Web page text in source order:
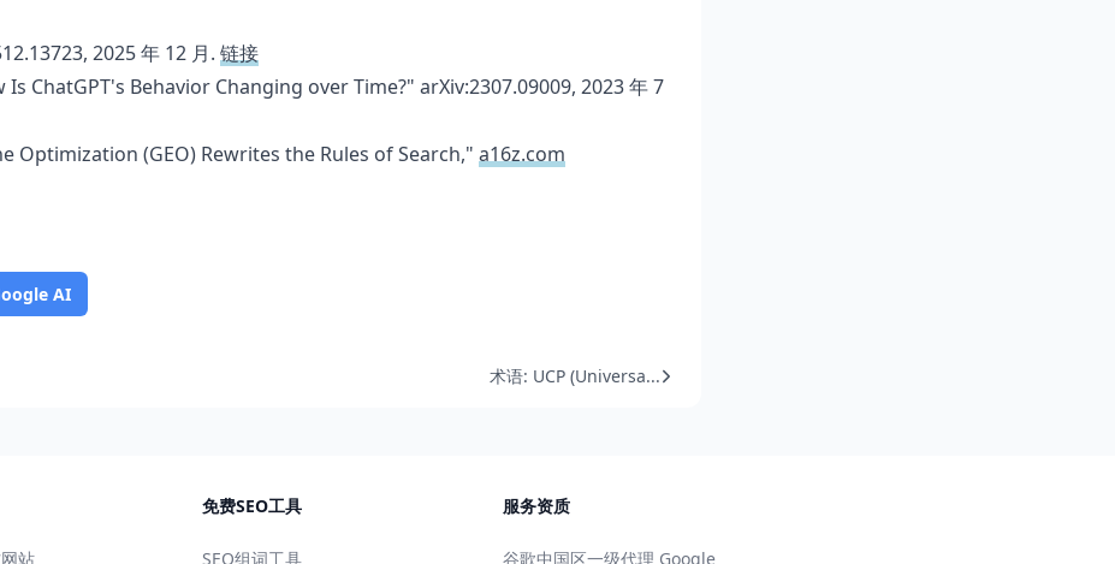
2025 年 12 月. 链接
ChatGPT's Behavior Changing over Time?" arXiv:2307.09009, 2023 年 7
Optimization (GEO) Rewrites the Rules of Search," a16z.com
AI
术语: UCP (Universa...
站
免费SEO工具
SEO组词工具
服务资质
谷歌中国区一级代理 Google